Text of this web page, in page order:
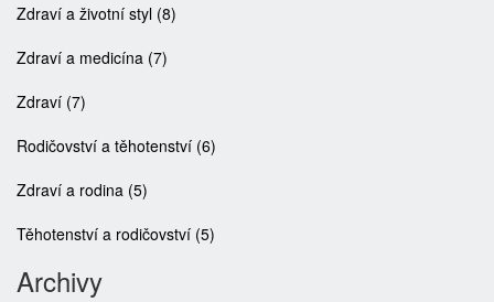
Zdraví a životní styl (8)
Zdraví a medicína (7)
Zdraví (7)
Rodičovství a těhotenství (6)
Zdraví a rodina (5)
Těhotenství a rodičovství (5)
Archivy